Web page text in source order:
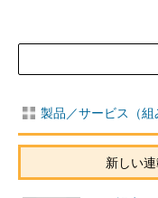
製品／サービス（
新しい